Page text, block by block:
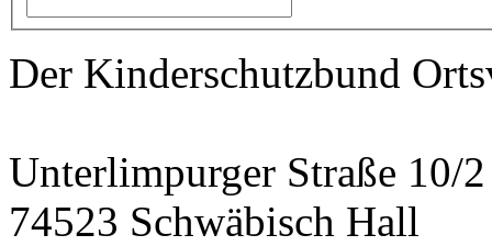
Der Kinderschutzbund
Unterlimpurger Straße 10/2
74523 Schwäbisch Hall